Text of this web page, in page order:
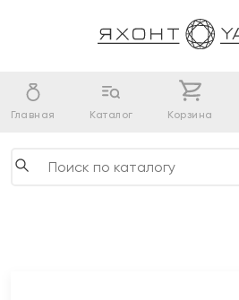
Главная Каталог Корзина